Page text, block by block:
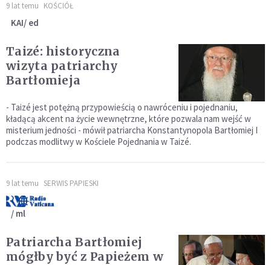
9 lat temu KOŚCIÓŁ
KAI/ ed
Taizé: historyczna
wizyta patriarchy
Bartłomieja
- Taizé jest potężną przypowieścią o nawróceniu i pojednaniu,
kładącą akcent na życie wewnętrzne, które pozwala nam wejść w
misterium jedności - mówił patriarcha Konstantynopola Bartłomiej I
podczas modlitwy w Kościele Pojednania w Taizé.
9 lat temu SERWIS PAPIESKI
/ ml
Patriarcha Bartłomiej
mógłby być z Papieżem w